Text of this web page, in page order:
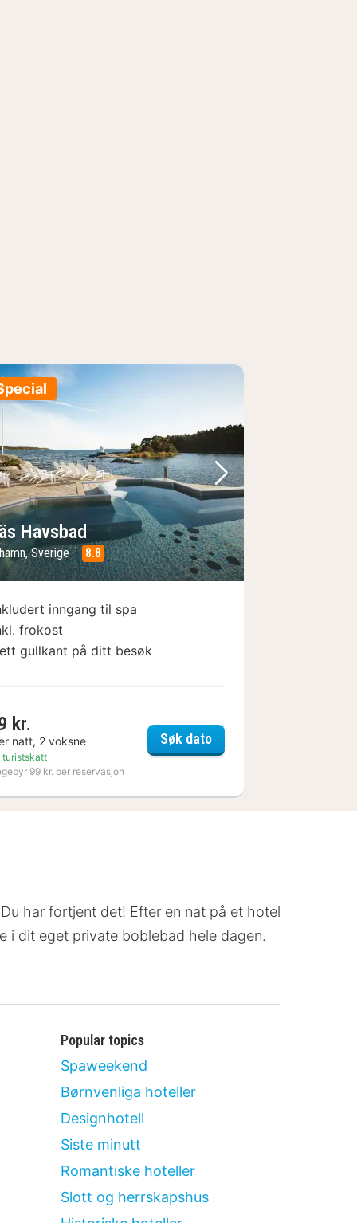
Hotel
bilde
Neste bilde
Havsbad
Sverige 8.8
inngang til spa
frokost
gullkant på ditt besøk
kr.
natt, 2 voksne
turistskatt
99 kr. per reservasjon
Søk datoNynäs Havsbad
har fortjent det! Efter en nat på et hotel
i dit eget private boblebad hele dagen.
Popular topics
Spaweekend
Børnvenliga hoteller
Designhotell
Siste minutt
Romantiske hoteller
Slott og herrskapshus